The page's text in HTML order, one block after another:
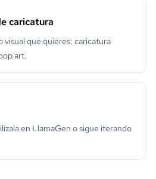
caricatura
que quieres: caricatura
art.
en LlamaGen o sigue iterando